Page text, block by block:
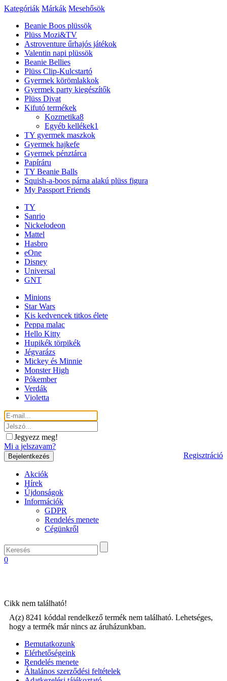
Kategóriák Márkák Mesehősök
Beanie Boos plüssök
Plüss Mozi&TV
Astroventure űrhajós játékok
Valentin napi plüssök
Beanie Bellies
Plüss Clip-Kulcstartó
Gyermek körömlakkok
Gyermek party kiegészítők
Plüss Divat
Kifutó termékek
Kozmetika8
Egyéb kellékek1
TY gyermek maszkok
Gyermek hajkefe
Gyermek pénztárca
Papíráru
TY Beanie Balls
Squish-a-boos párna alakú plüss figura
My Passport Friends
TY
Sanrio
Nickelodeon
Mattel
Hasbro
eOne
Disney
Universal
GNT
Minions
Star Wars
Kis kedvencek titkos élete
Peppa malac
Hello Kitty
Hupikék törpikék
Jégvarázs
Mickey és Minnie
Monster High
Pókember
Verdák
Violetta
Jegyezz meg!
Mi a jelszavam?
Regisztráció
Akciók
Hírek
Újdonságok
Információk
GDPR
Rendelés menete
Cégünkről
0
Cikk nem található!
A(z) 8241 kóddal rendelkező termék nem található. Lehetséges,
hogy a termék már nincs az áruházunkban.
Bemutatkozunk
Elérhetőségeink
Rendelés menete
Általános szerződési feltételek